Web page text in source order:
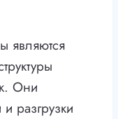
являются
Они
разгрузки